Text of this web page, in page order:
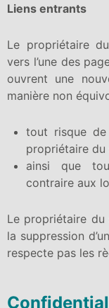
Liens entrants
Le propriétaire
vers l’une des
ouvrent une
manière non
tout risque
propriétaire du
ainsi que
contraire aux
Le propriétaire
la suppression
respecte pas les